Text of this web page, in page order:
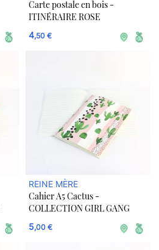
Carte postale en bois -
ITINÉRAIRE ROSE
4,50 €
REINE MÈRE
Cahier A5 Cactus -
COLLECTION GIRL GANG
5,00 €